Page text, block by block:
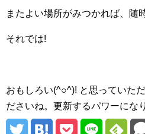
またよい場所がみつかれば、随
それでは!
おもしろい(^○^)! と思っていた
ださいね。更新するパワーにな